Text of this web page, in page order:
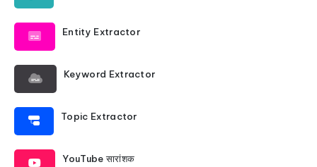
Entity Extractor
Keyword Extractor
Topic Extractor
YouTube सारांशक